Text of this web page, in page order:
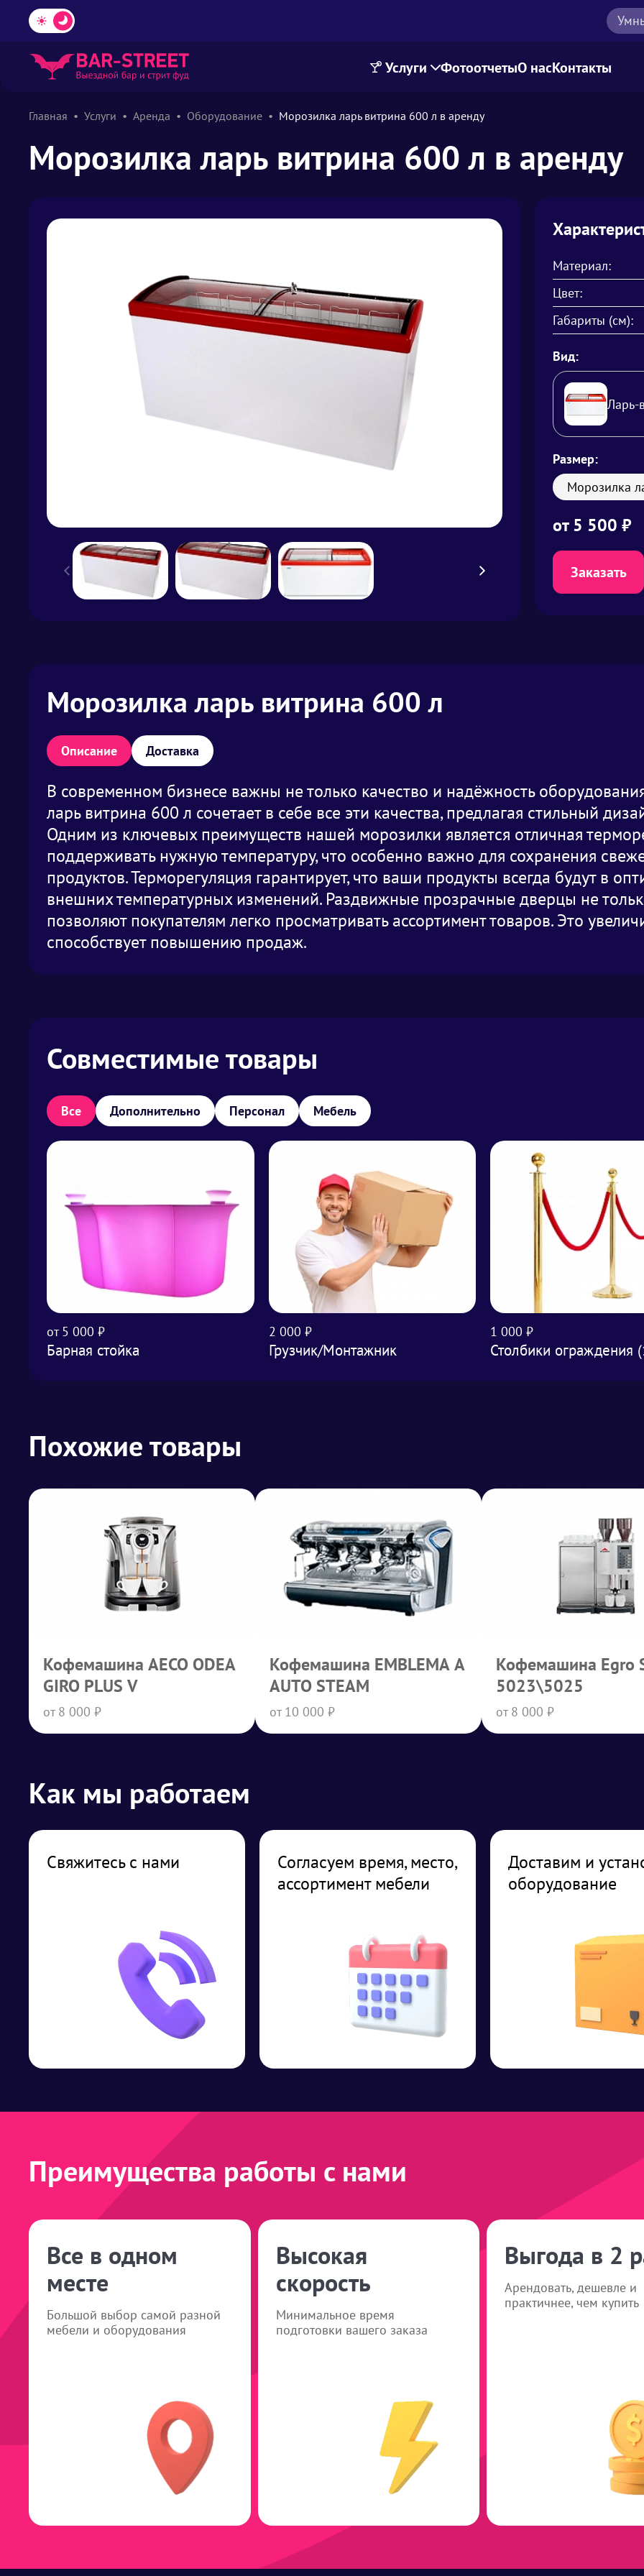
Услуги ФотоотчетыО насКонтакты
Главная Услуги Аренда Оборудование Морозилка ларь витрина 600 л в аренду
Морозилка ларь витрина 600 л в аренду
Материал:
Цвет:
Габариты (см):
Вид:
Ларь-
Размер:
Морозилка
от5 500 ₽
Заказать
Морозилка ларь витрина 600 л
Описание Доставка
В современном бизнесе важны не только качество и надёжность
ларь витрина 600 л сочетает в себе все эти качества, предлагая стильный
Одним из ключевых преимуществ нашей морозилки является отличная
поддерживать нужную температуру, что особенно важно для сохранения
продуктов. Терморегуляция гарантирует, что ваши продукты всегда будут в
внешних температурных изменений. Раздвижные прозрачные дверцы не
позволяют покупателям легко просматривать ассортимент товаров. Это
способствует повышению продаж.
Совместимые товары
Все Дополнительно Персонал Мебель
от 5 000 ₽
Барная стойка
2 000 ₽
Грузчик/Монтажник
1 000 ₽
Столбики ограждения
Похожие товары
Кофемашина AECO ODEA
GIRO PLUS V
от 8 000 ₽
Кофемашина EMBLEMA A
AUTO STEAM
от 10 000 ₽
Кофемашина Egro
5023\5025
от 8 000 ₽
Как мы работаем
Свяжитесь с нами
Согласуем время, место,
ассортимент мебели
Доставим и
оборудование
Преимущества работы с нами
Все в одном
месте
Большой выбор самой разной
мебели и оборудования
Высокая
скорость
Минимальное время
подготовки вашего заказа
Выгода в 2
Арендовать, дешевле и
практичнее, чем купить